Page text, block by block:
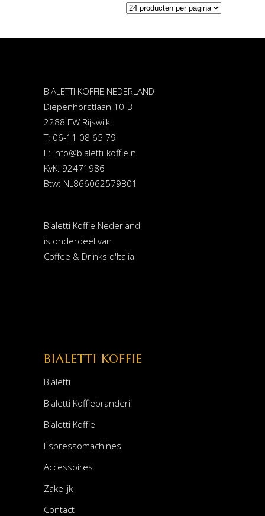
BIALETTI KOFFIE NEDERLAND
Diepenhorstlaan 10-B
2288 EW Rijswijk
T: 06-11 08 65 79
E: info@bialetti-koffie.nl
KvK: 92471986
Btw: NL866062579B01
Bialetti Koffie Nederland
is onderdeel van
Coffee & Drinks d'Italia
BIALETTI KOFFIE
Bialetti
Bialetti Koffiebranderij
Bialetti Koffie
Espressomachines
Accessoires
Zakelijk
Contact